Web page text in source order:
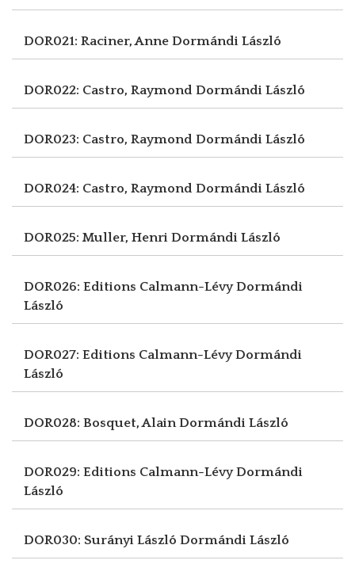
DOR021: Raciner, Anne Dormándi László
DOR022: Castro, Raymond Dormándi László
DOR023: Castro, Raymond Dormándi László
DOR024: Castro, Raymond Dormándi László
DOR025: Muller, Henri Dormándi László
DOR026: Editions Calmann-LévyDormándi
László
DOR027: Editions Calmann-LévyDormándi
László
DOR028: Bosquet, AlainDormándi László
DOR029: Editions Calmann-LévyDormándi
László
DOR030: Surányi László Dormándi László